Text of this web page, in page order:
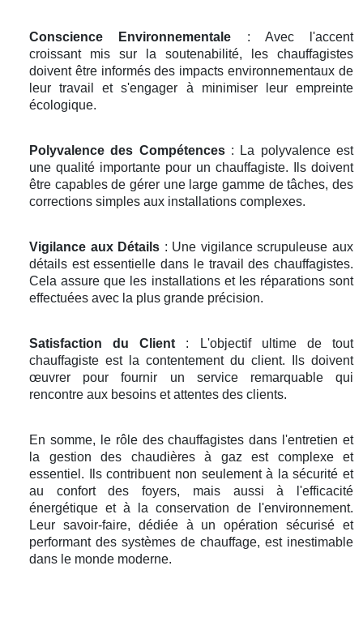
Conscience Environnementale : Avec l'accent
croissant mis sur la soutenabilité, les chauffagistes
doivent être informés des impacts environnementaux de
leur travail et s'engager à minimiser leur empreinte
écologique.
Polyvalence des Compétences: La polyvalence est
une qualité importante pour un chauffagiste. Ils doivent
être capables de gérer une large gamme de tâches, des
corrections simples aux installations complexes.
Vigilance aux Détails : Une vigilance scrupuleuse aux
détails est essentielle dans le travail des chauffagistes.
Cela assure que les installations et les réparations sont
effectuées avec la plus grande précision.
Satisfaction du Client: L'objectif ultime de tout
chauffagiste est la contentement du client. Ils doivent
œuvrer pour fournir un service remarquable qui
rencontre aux besoins et attentes des clients.
En somme, le rôle des chauffagistes dans l'entretien et
la gestion des chaudières à gaz est complexe et
essentiel. Ils contribuent non seulement à la sécurité et
au confort des foyers, mais aussi à l'efficacité
énergétique et à la conservation de l'environnement.
Leur savoir-faire, dédiée à un opération sécurisé et
performant des systèmes de chauffage, est inestimable
dans le monde moderne.